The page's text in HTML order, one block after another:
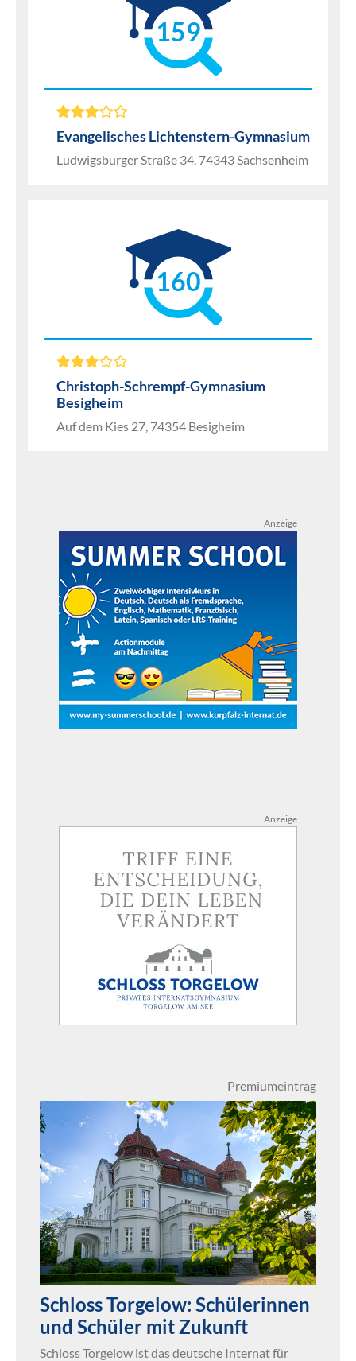
159
Evangelisches Lichtenstern-Gymnasium
Ludwigsburger Straße 34, 74343 Sachsenheim
160
Christoph-Schrempf-Gymnasium
Besigheim
Auf dem Kies 27, 74354 Besigheim
Anzeige
Anzeige
Premiumeintrag
Schloss Torgelow: Schülerinnen
und Schüler mit Zukunft
Schloss Torgelow ist das deutsche Internat für